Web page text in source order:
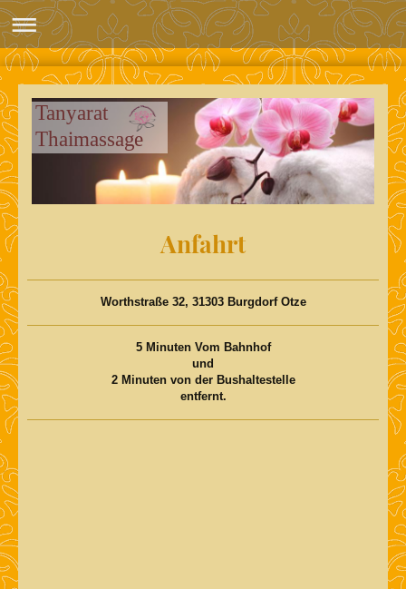
Tanyarat
Thaimassage
Anfahrt
Worthstraße 32, 31303 Burgdorf Otze
5 Minuten Vom Bahnhof
und
2 Minuten von der Bushaltestelle
entfernt.